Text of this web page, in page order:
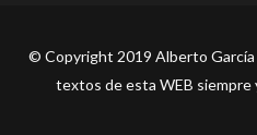
© Copyright 2019 Alberto García
textos de esta WEB